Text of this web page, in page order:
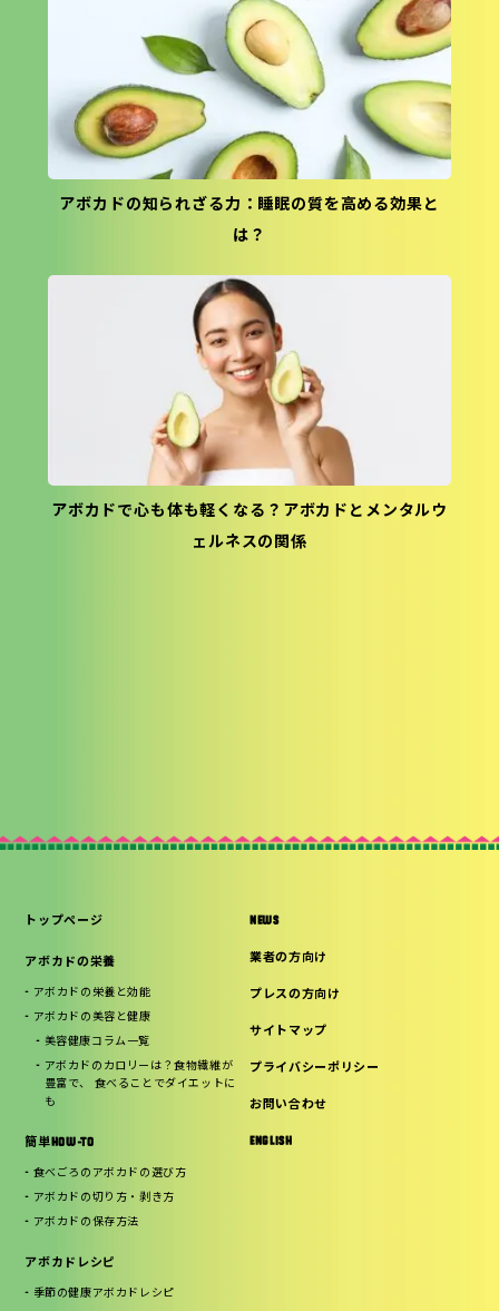
アボカドの知られざる力：睡眠の質を高める効果と
は？
アボカドで心も体も軽くなる？アボカドとメンタルウ
ェルネスの関係
トップページ
アボカドの栄養
アボカドの栄養と効能
アボカドの美容と健康
美容健康コラム一覧
アボカドのカロリーは？食物繊維が
豊富で、 食べることでダイエットに
も
簡単HOW-TO
食べごろのアボカドの選び方
アボカドの切り方・剥き方
アボカドの保存方法
アボカドレシピ
季節の健康アボカドレシピ
NEWS
業者の方向け
プレスの方向け
サイトマップ
プライバシーポリシー
お問い合わせ
ENGLISH